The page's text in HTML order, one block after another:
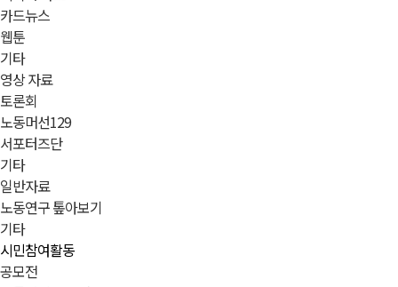
카드뉴스
웹툰
기타
영상 자료
토론회
노동머선129
서포터즈단
기타
일반자료
노동연구 톺아보기
기타
시민참여활동
공모전